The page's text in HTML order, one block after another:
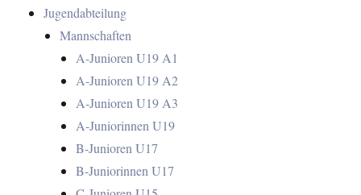
Jugendabteilung
Mannschaften
A-Junioren U19 A1
A-Junioren U19 A2
A-Junioren U19 A3
A-Juniorinnen U19
B-Junioren U17
B-Juniorinnen U17